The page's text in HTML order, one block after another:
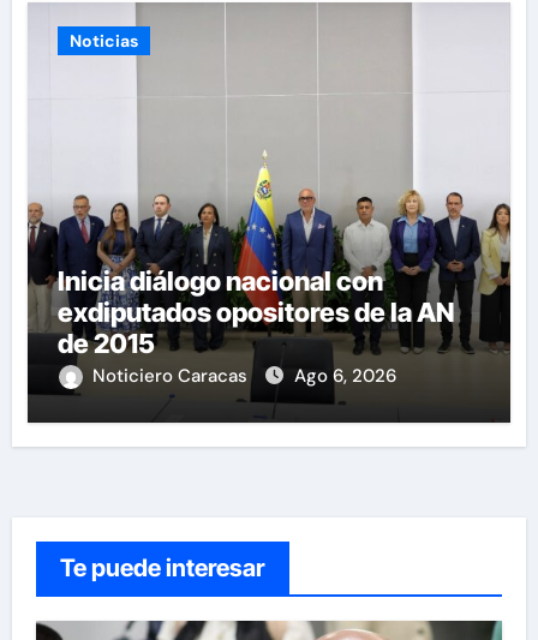
Noticias
Inicia diálogo nacional con
exdiputados opositores de la AN
de 2015
Noticiero Caracas Ago 6, 2026
Te puede interesar